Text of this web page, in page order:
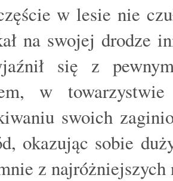
w lesie nie
na swojej drodze
się z
w
swoich
okazując sobie
z